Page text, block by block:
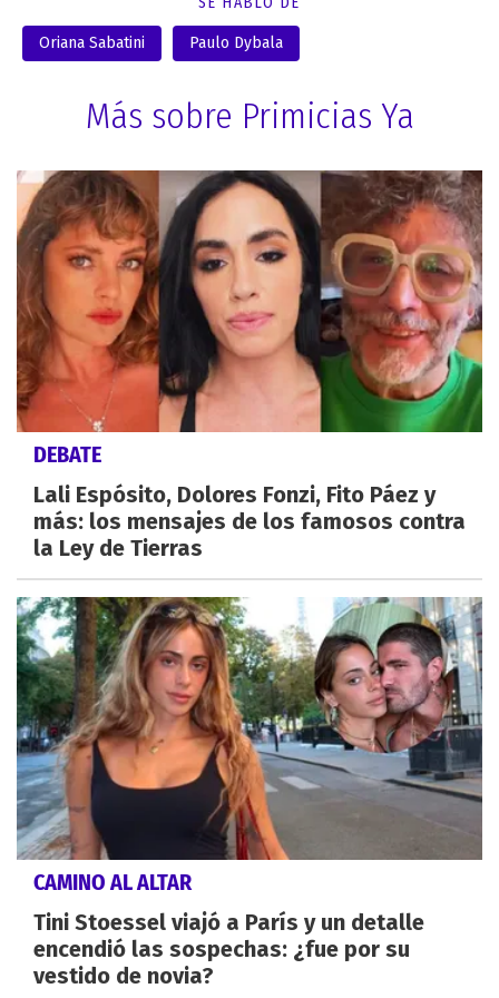
Oriana Sabatini Paulo Dybala
Más sobre Primicias Ya
DEBATE
Lali Espósito, Dolores Fonzi, Fito Páez y
más: los mensajes de los famosos contra
la Ley de Tierras
CAMINO AL ALTAR
Tini Stoessel viajó a París y un detalle
encendió las sospechas: ¿fue por su
vestido de novia?